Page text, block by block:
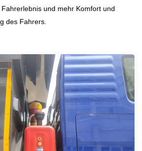
und mehr Komfort und
des Fahrers.